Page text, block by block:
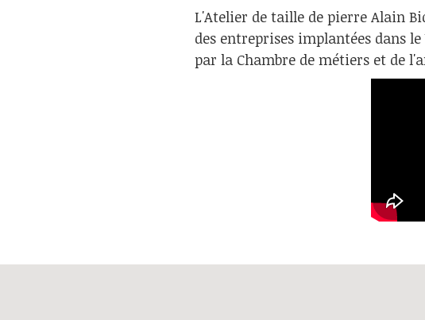
L'Atelier de taille de pierre Alain
des entreprises implantées dans
par la Chambre de métiers et de